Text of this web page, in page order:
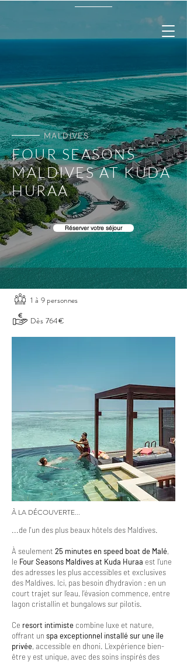
MALDIVES
FOUR SEASONS
MALDIVES AT KUDA
HURAA
Réserver votre séjour
1 à 9 personnes
Dès 764€
À LA DÉCOUVERTE...
...de l'un des plus beaux hôtels des Maldives.
À seulement 25 minutes en speed boat de Malé,
le Four Seasons Maldives at Kuda Huraa est l’une
des adresses les plus accessibles et exclusives
des Maldives. Ici, pas besoin d’hydravion : en un
court trajet sur l’eau, l’évasion commence, entre
lagon cristallin et bungalows sur pilotis.
Ce resort intimiste combine luxe et nature,
offrant un spa exceptionnel installé sur une île
privée, accessible en dhoni. L’expérience bien-
être y est unique, avec des soins inspirés des